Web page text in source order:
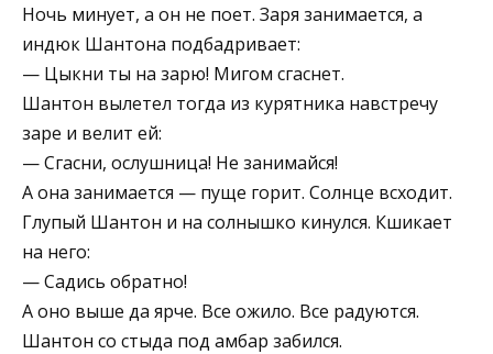
Ночь минует, а он не поет. Заря занимается, а
индюк Шантона подбадривает:
— Цыкни ты на зарю! Мигом сгаснет.
Шантон вылетел тогда из курятника навстречу
заре и велит ей:
— Сгасни, ослушница! Не занимайся!
А она занимается — пуще горит. Солнце всходит.
Глупый Шантон и на солнышко кинулся. Кшикает
на него:
— Садись обратно!
А оно выше да ярче. Все ожило. Все радуются.
Шантон со стыда под амбар забился.